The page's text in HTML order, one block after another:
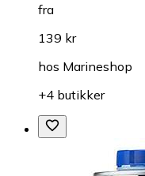
fra
139 kr
hos Marineshop
+4 butikker